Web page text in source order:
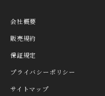
DUBEY&SCHALDENBR
AND
エベラール
ETERNA
会社概要
販売規約
保証規定
プライバシーポリシー
サイトマップ